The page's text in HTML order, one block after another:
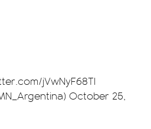
jVwNyF68TI
October 25,